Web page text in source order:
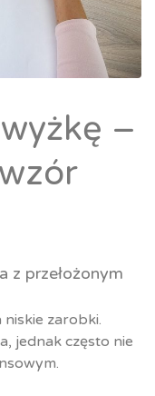
–
z przełożonym
zarobki.
jednak często nie